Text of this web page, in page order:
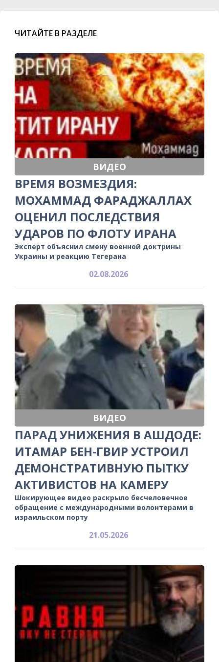
ЧИТАЙТЕ В РАЗДЕЛЕ
ВИДЕО
ВРЕМЯ ВОЗМЕЗДИЯ:
МОХАММАД ФАРАДЖАЛЛАХ
ОЦЕНИЛ ПОСЛЕДСТВИЯ
УДАРОВ ПО ФЛОТУ ИРАНА
Эксперт объяснил смену военной доктрины
Украины и реакцию Тегерана
02.08.2026
ВИДЕО
ПАРАД УНИЖЕНИЯ В АШДОДЕ:
ИТАМАР БЕН-ГВИР УСТРОИЛ
ДЕМОНСТРАТИВНУЮ ПЫТКУ
АКТИВИСТОВ НА КАМЕРУ
Шокирующее видео раскрыло бесчеловечное
обращение с международными волонтерами в
израильском порту
21.05.2026